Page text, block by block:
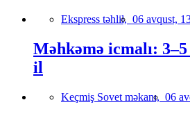
Ekspress təhlil, 06 avqust,
Məhkəmə icmalı: 3–5
il
Keçmiş Sovet məkanı, 06